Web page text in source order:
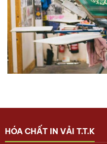
HÓA CHẤT IN VẢI T.T.K